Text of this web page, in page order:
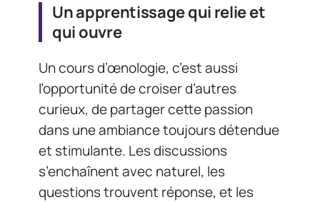
Un apprentissage qui relie et
qui ouvre
Un cours d’œnologie, c’est aussi
l’opportunité de croiser d’autres
curieux, de partager cette passion
dans une ambiance toujours détendue
et stimulante. Les discussions
s’enchaînent avec naturel, les
questions trouvent réponse, et les